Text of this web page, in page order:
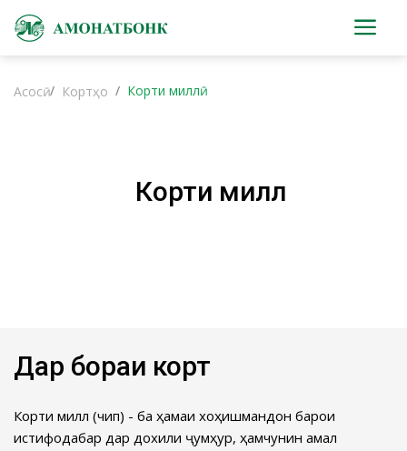
Асосӣ Кортҳо Корти миллӣ
Корти миллӣ
Дар бораи корт
Корти миллӣ (чип) - ба ҳамаи хоҳишмандон барои
истифодабарӣ дар дохили ҷумҳурӣ, ҳамчунин амалӣ